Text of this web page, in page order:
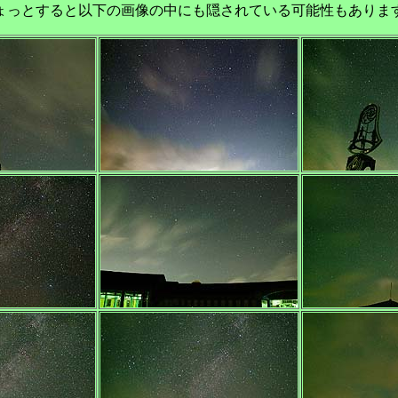
っとすると以下の画像の中にも隠されている可能性もありま